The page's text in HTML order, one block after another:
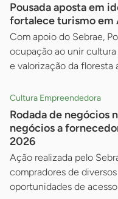
Pousada aposta em
fortalece turismo em
Com apoio do Sebrae,
ocupação ao unir
e valorização da floresta
Cultura Empreendedora
Rodada de negócios
negócios a
2026
Ação realizada pelo
compradores de
oportunidades de